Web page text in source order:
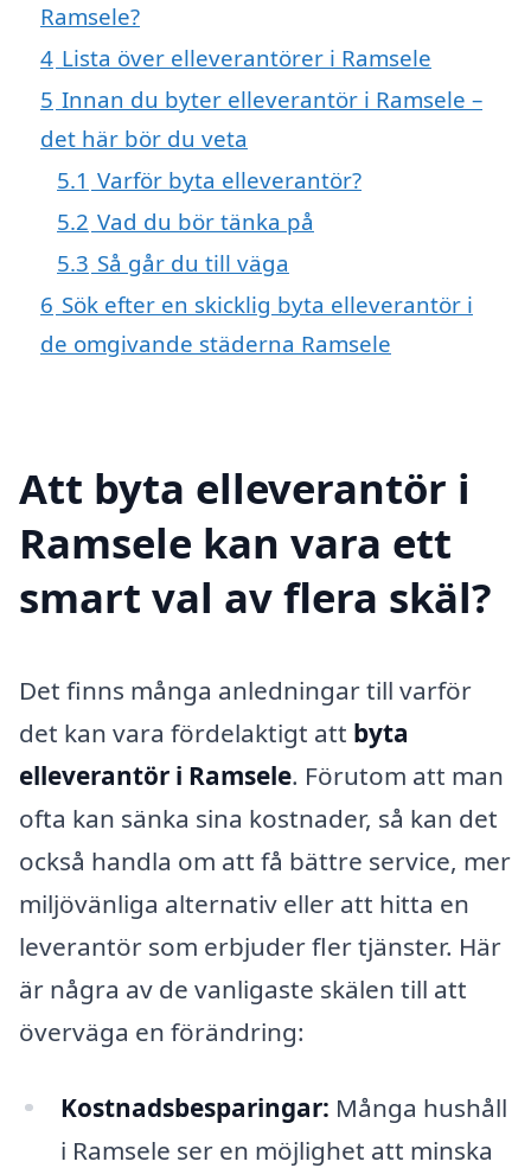
Ramsele?
4 Lista över elleverantörer i Ramsele
5 Innan du byter elleverantör i Ramsele –
det här bör du veta
5.1 Varför byta elleverantör?
5.2 Vad du bör tänka på
5.3 Så går du till väga
6 Sök efter en skicklig byta elleverantör i
de omgivande städerna Ramsele
Att byta elleverantör i
Ramsele kan vara ett
smart val av flera skäl?
Det finns många anledningar till varför
det kan vara fördelaktigt att byta
elleverantör i Ramsele. Förutom att man
ofta kan sänka sina kostnader, så kan det
också handla om att få bättre service, mer
miljövänliga alternativ eller att hitta en
leverantör som erbjuder fler tjänster. Här
är några av de vanligaste skälen till att
överväga en förändring:
Kostnadsbesparingar: Många hushåll
i Ramsele ser en möjlighet att minska